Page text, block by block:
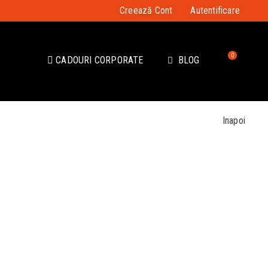
Creează Cont Autentificare
0
CADOURI CORPORATE BLOG
Inapoi